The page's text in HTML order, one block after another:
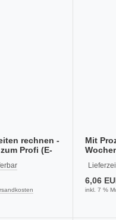
rechnen -
Profi (E-
Mit
6,06
inkl. 7 %